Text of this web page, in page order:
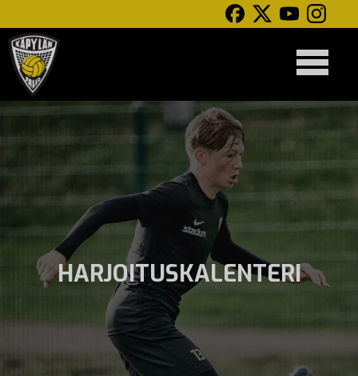
HARJOITUSKALENTERI